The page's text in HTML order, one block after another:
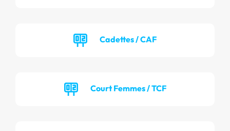
Cadettes / CAF
Court Femmes / TCF